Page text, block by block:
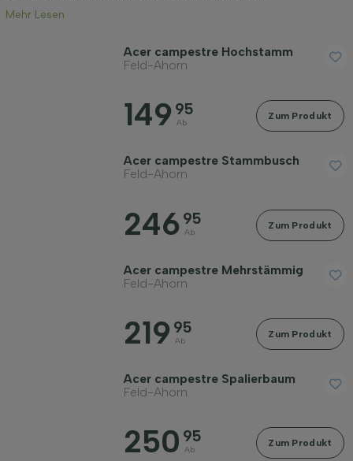
Mehr Lesen
Acer campestre Hochstamm
Feld-Ahorn
149 95
Ab
Zum Produkt
Acer campestre Stammbusch
Feld-Ahorn
246 95
Ab
Zum Produkt
Acer campestre Mehrstämmig
Feld-Ahorn
219 95
Ab
Zum Produkt
Acer campestre Spalierbaum
Feld-Ahorn
250 95
Ab
Zum Produkt